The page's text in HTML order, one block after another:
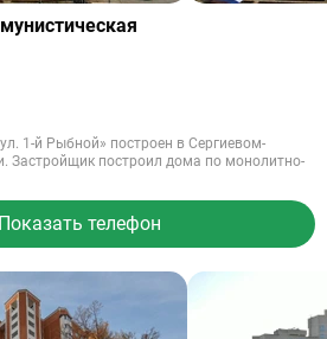
1-й Рыбной» построен в Сергиевом-
Застройщик построил дома по монолитно-
Показать телефон